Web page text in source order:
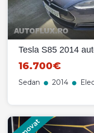
Tesla S85 2014
16.700€
Sedan 2014